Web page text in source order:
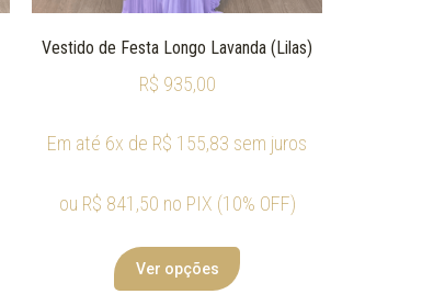
Vestido de Festa Longo Lavanda (Lilas)
R$ 935,00
Em até 6x de R$ 155,83 sem juros
ou R$ 841,50 no PIX (10% OFF)
Ver opções